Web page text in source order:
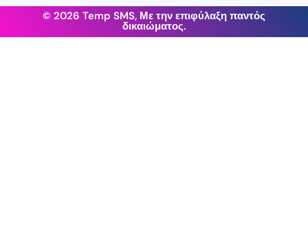
© 2026 Temp SMS, Με την επιφύλαξη παντός
δικαιώματος.